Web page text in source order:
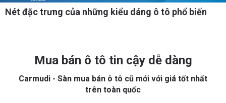
Nét đặc trưng của những kiểu dáng ô tô phổ biến
Mua bán ô tô tin cậy dễ dàng
Carmudi - Sàn mua bán ô tô cũ mới với giá tốt nhất
trên toàn quốc